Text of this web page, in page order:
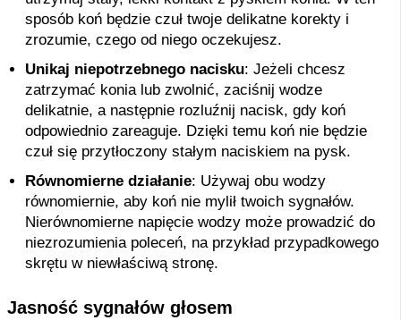
sposób koń będzie czuł twoje delikatne korekty i
zrozumie, czego od niego oczekujesz.
Unikaj niepotrzebnego nacisku: Jeżeli chcesz
zatrzymać konia lub zwolnić, zaciśnij wodze
delikatnie, a następnie rozluźnij nacisk, gdy koń
odpowiednio zareaguje. Dzięki temu koń nie będzie
czuł się przytłoczony stałym naciskiem na pysk.
Równomierne działanie: Używaj obu wodzy
równomiernie, aby koń nie mylił twoich sygnałów.
Nierównomierne napięcie wodzy może prowadzić do
niezrozumienia poleceń, na przykład przypadkowego
skrętu w niewłaściwą stronę.
Jasność sygnałów głosem